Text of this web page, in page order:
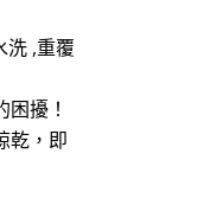
洗 ,重覆
擾！
乾，即